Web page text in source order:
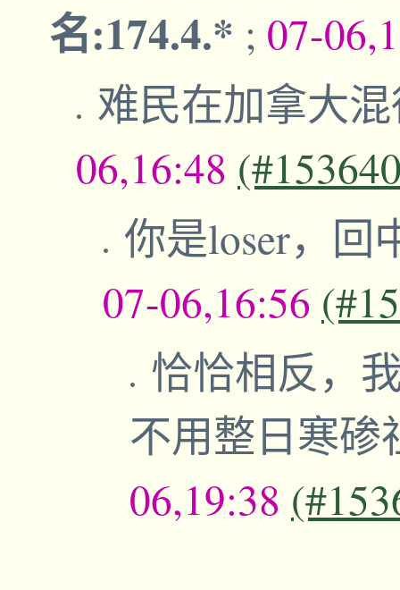
名:174.4.* ; 07-
难民在加拿大
06,16:48
你是loser，
07-06,16:56
恰恰相反，
不用整日寒
06,19:38